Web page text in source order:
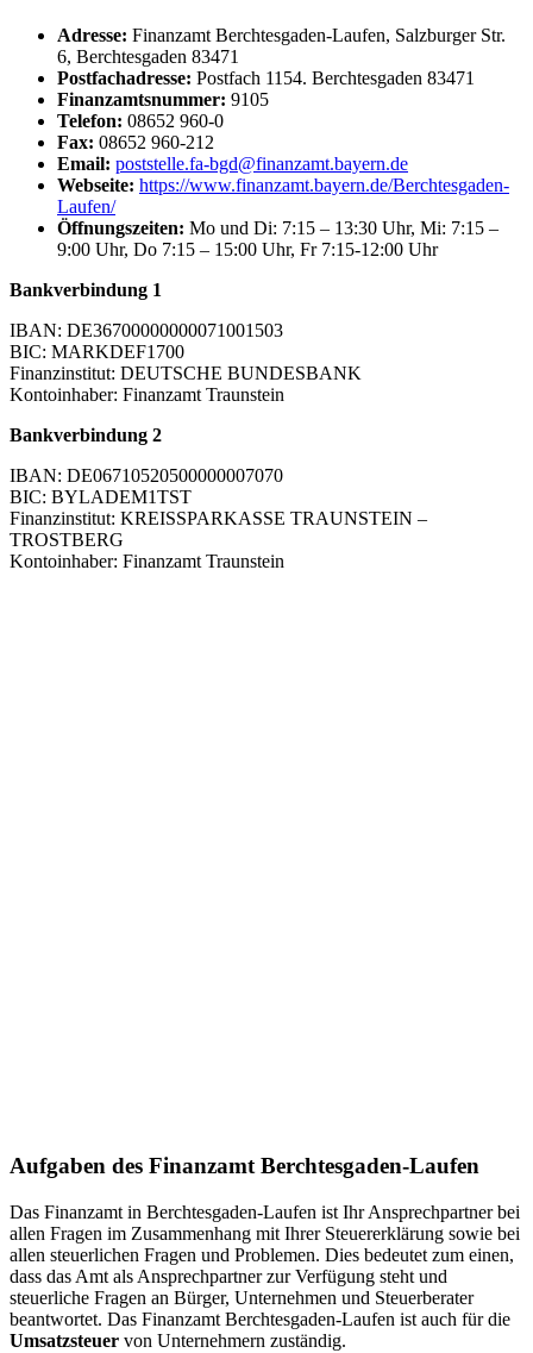
Adresse: Finanzamt Berchtesgaden-Laufen, Salzburger Str.
6, Berchtesgaden 83471
Postfachadresse: Postfach 1154. Berchtesgaden 83471
Finanzamtsnummer: 9105
Telefon: 08652 960-0
Fax: 08652 960-212
Email: poststelle.fa-bgd@finanzamt.bayern.de
Webseite: https://www.finanzamt.bayern.de/Berchtesgaden-
Laufen/
Öffnungszeiten: Mo und Di: 7:15 – 13:30 Uhr, Mi: 7:15 –
9:00 Uhr, Do 7:15 – 15:00 Uhr, Fr 7:15-12:00 Uhr
Bankverbindung 1
IBAN: DE36700000000071001503
BIC: MARKDEF1700
Finanzinstitut: DEUTSCHE BUNDESBANK
Kontoinhaber: Finanzamt Traunstein
Bankverbindung 2
IBAN: DE06710520500000007070
BIC: BYLADEM1TST
Finanzinstitut: KREISSPARKASSE TRAUNSTEIN –
TROSTBERG
Kontoinhaber: Finanzamt Traunstein
Aufgaben des Finanzamt Berchtesgaden-Laufen
Das Finanzamt in Berchtesgaden-Laufen ist Ihr Ansprechpartner bei
allen Fragen im Zusammenhang mit Ihrer Steuererklärung sowie bei
allen steuerlichen Fragen und Problemen. Dies bedeutet zum einen,
dass das Amt als Ansprechpartner zur Verfügung steht und
steuerliche Fragen an Bürger, Unternehmen und Steuerberater
beantwortet. Das Finanzamt Berchtesgaden-Laufen ist auch für die
Umsatzsteuer von Unternehmern zuständig.